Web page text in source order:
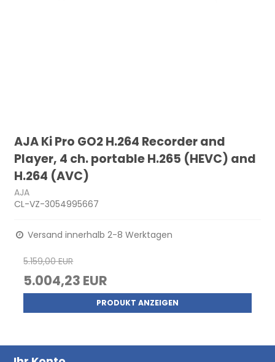
AJA Ki Pro GO2 H.264 Recorder and
Player, 4 ch. portable H.265 (HEVC) and
H.264 (AVC)
AJA
CL-VZ-3054995667
Versand innerhalb 2-8 Werktagen
5.159,00 EUR
5.004,23 EUR
PRODUKT ANZEIGEN